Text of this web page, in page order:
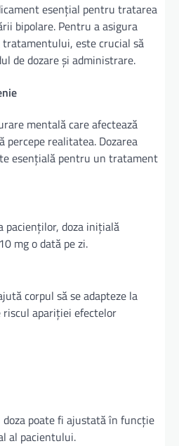
esențial pentru tratarea
bipolare. Pentru a asigura
este crucial să
de dozare și administrare.
mentală care afectează
percepe realitatea. Dozarea
esențială pentru un tratament
pacienților, doza inițială
mg o dată pe zi.
corpul să se adapteze la
riscul apariției efectelor
doza poate fi ajustată în funcție
al pacientului.